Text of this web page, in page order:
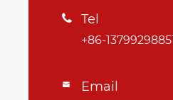
 Tel
+86-13799298851
 Email